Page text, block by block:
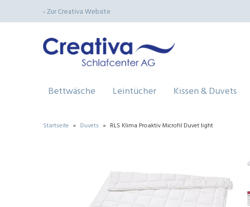
‹ Zur Creativa Website
Bettwäsche Leintücher Kissen & Duvets
Startseite » Duvets » RLS Klima Proaktiv Microfil Duvet light